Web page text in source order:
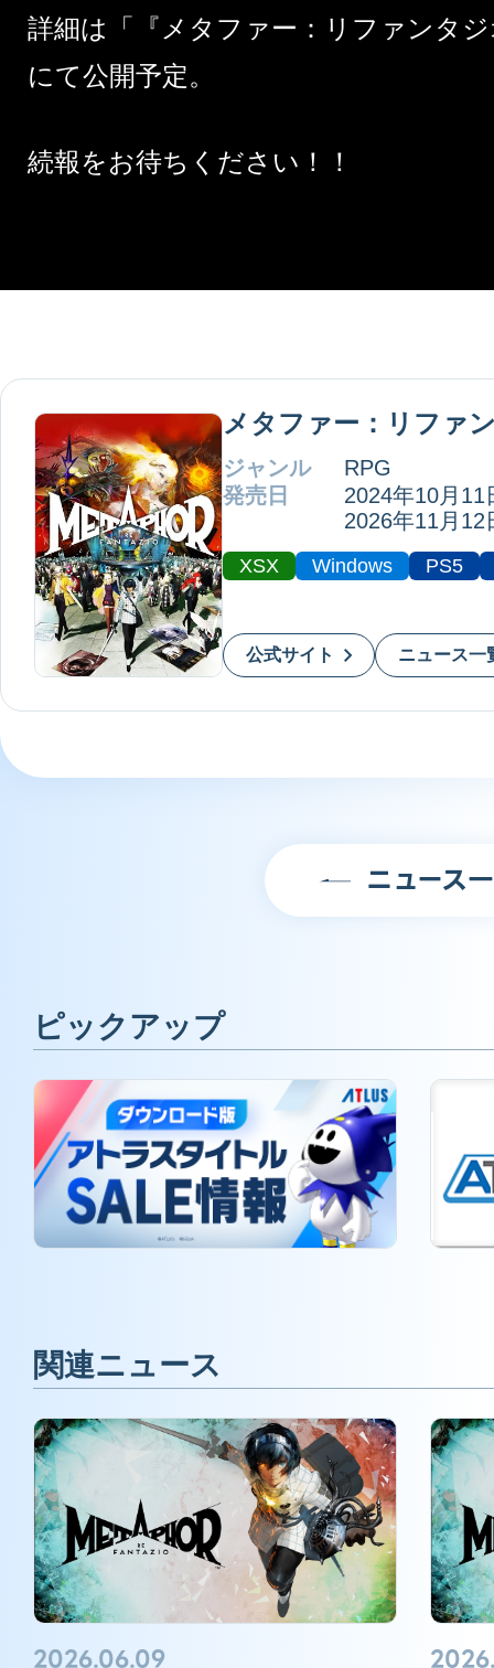
詳細は「『メタファー：リファンタ
にて公開予定。
続報をお待ちください！！
メタファー：リファ
ジャンル
RPG
発売日
2024年10月11
2026年11月12
XSX Windows PS5
公式サイト ニュース一
ニュース
ピックアップ
関連ニュース
2026.06.09